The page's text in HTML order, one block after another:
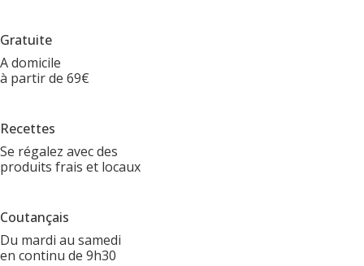
Gratuite
A domicile
à partir de 69€
Recettes
Se régalez avec des
produits frais et locaux
Coutançais
Du mardi au samedi
en continu de 9h30